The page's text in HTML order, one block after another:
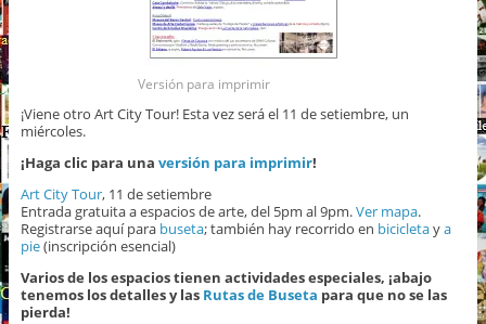
Versión para imprimir
¡Viene otro Art City Tour! Esta vez será el 11 de setiembre, un
miércoles.
¡Haga clic para una versión para imprimir!
Art City Tour, 11 de setiembre
Entrada gratuita a espacios de arte, del 5pm al 9pm.Ver mapa.
Registrarse aquí para buseta; también hay recorrido en bicicletaya
pie(inscripción esencial)
Varios de los espacios tienen actividades especiales, ¡abajo
tenemos los detalles y las Rutas de Buseta para que no se las
pierda!